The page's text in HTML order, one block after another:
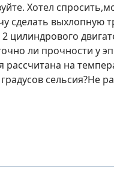
Хотел
сделать выхлопную
цилиндрового
ли прочности у
рассчитана на
сельсия?Не